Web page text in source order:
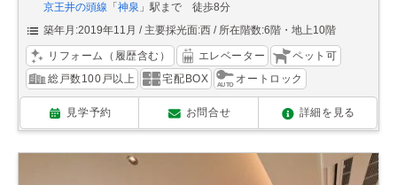
京王井の頭線 「 神泉 」駅まで 徒歩8分
築年月:2019年11月
主要採光面:西 所在階数:6階・地上10階
リフォーム（履歴含む） エレベーター
ペット可
総戸数100戸以上
宅配BOX オートロック
見学予約 お問合せ 詳細を見る